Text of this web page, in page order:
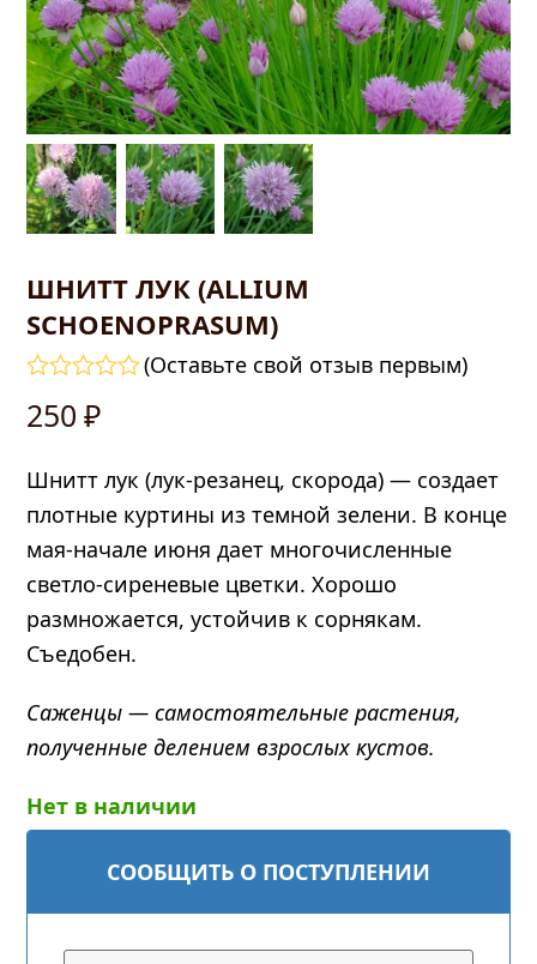
ШНИТТ ЛУК (ALLIUM
SCHOENOPRASUM)
0
(Оставьте свой отзыв первым)
250₽
Шнитт лук (лук-резанец, скорода) — создает
плотные куртины из темной зелени. В конце
мая-начале июня дает многочисленные
светло-сиреневые цветки. Хорошо
размножается, устойчив к сорнякам.
Съедобен.
Саженцы — самостоятельные растения,
полученные делением взрослых кустов.
Нет в наличии
СООБЩИТЬ О ПОСТУПЛЕНИИ